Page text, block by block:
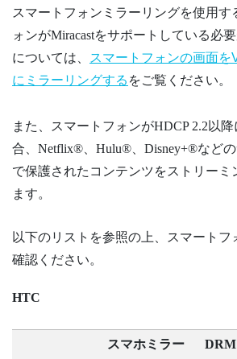
スマートフォンミラーリングを使用す
ォンがMiracastをサポートしている必
については、
スマートフォンの画面を
にミラーリングする をご覧ください。
また、スマートフォンがHDCP 2.2以
合、 Netflix® Hulu® Disney+®など
で保護されたコンテンツをストリーミ
ます。
以下のリストを参照の上、スマート
確認ください。
HTC
スマホミラー
DRM